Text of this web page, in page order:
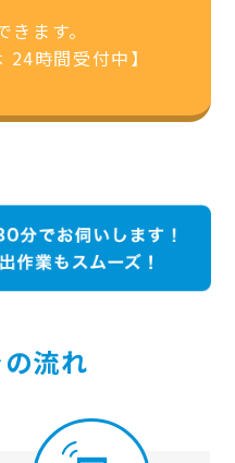
ます。
時間受付中】
流れ